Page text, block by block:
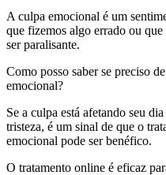
A culpa emocional é um
que fizemos algo errado ou
ser paralisante.
Como posso saber se preciso
emocional?
Se a culpa está afetando seu
tristeza, é um sinal de que o
emocional pode ser benéfico.
O tratamento online é eficaz